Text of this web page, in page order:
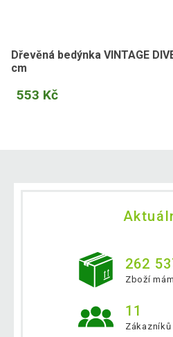
Dřevěná bedýnka VINTAGE
cm
553 Kč
262
Zboží
11